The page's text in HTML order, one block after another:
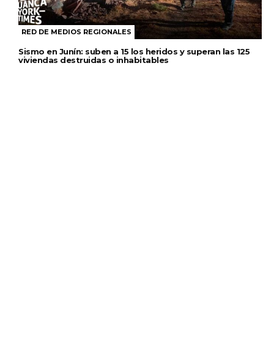
RED DE MEDIOS REGIONALES
Sismo en Junín: suben a 15 los heridos y superan las 125
viviendas destruidas o inhabitables